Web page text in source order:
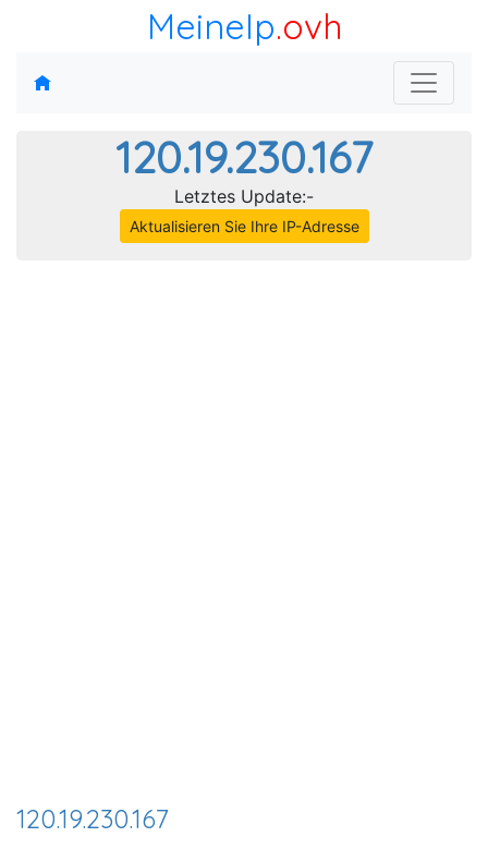
MeineIp.ovh
120.19.230.167
Letztes Update:-
Aktualisieren Sie Ihre IP-Adresse
120.19.230.167